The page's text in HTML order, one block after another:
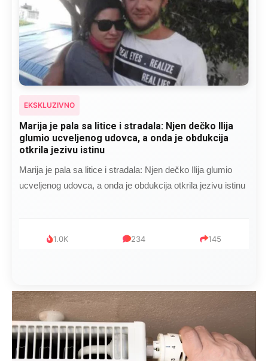
EKSKLUZIVNO
Kad se Marin suprug razbolio ona ga kupala,
pelene mu mijenjala: Jedno jutro je poslao po
čokoladu..
Kad se Marin suprug razbolio ona ga kupala, pelene mu
mijenjala: Jedno jutro je poslao po čokoladu..
999 321 234